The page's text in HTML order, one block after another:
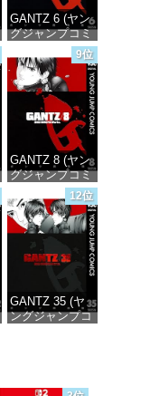
GANTZ 6 (ヤン
グジャンプコミ
ックスDIGITAL)
価格：¥100
9位
GANTZ 8 (ヤン
グジャンプコミ
ックスDIGITAL)
価格：¥100
12位
GANTZ 35 (ヤ
ングジャンプコ